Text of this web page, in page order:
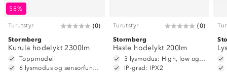
58%
Turutstyr (0)
Stormberg
Kurula hodelykt 2300lm
Toppmodell
Turutstyr (0)
Stormberg
Hasle hodelykt 200lm
IP-grad: IPX2